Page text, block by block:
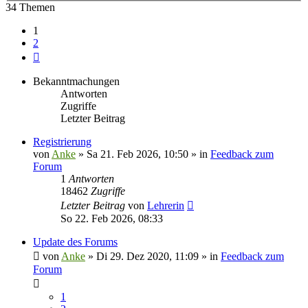
34 Themen
1
2
Bekanntmachungen
Antworten
Zugriffe
Letzter Beitrag
Registrierung
von Anke » Sa 21. Feb 2026, 10:50 » in Feedback zum
Forum
1 Antworten
18462 Zugriffe
Letzter Beitrag von Lehrerin
So 22. Feb 2026, 08:33
Update des Forums
von Anke » Di 29. Dez 2020, 11:09 » in Feedback zum
Forum
1